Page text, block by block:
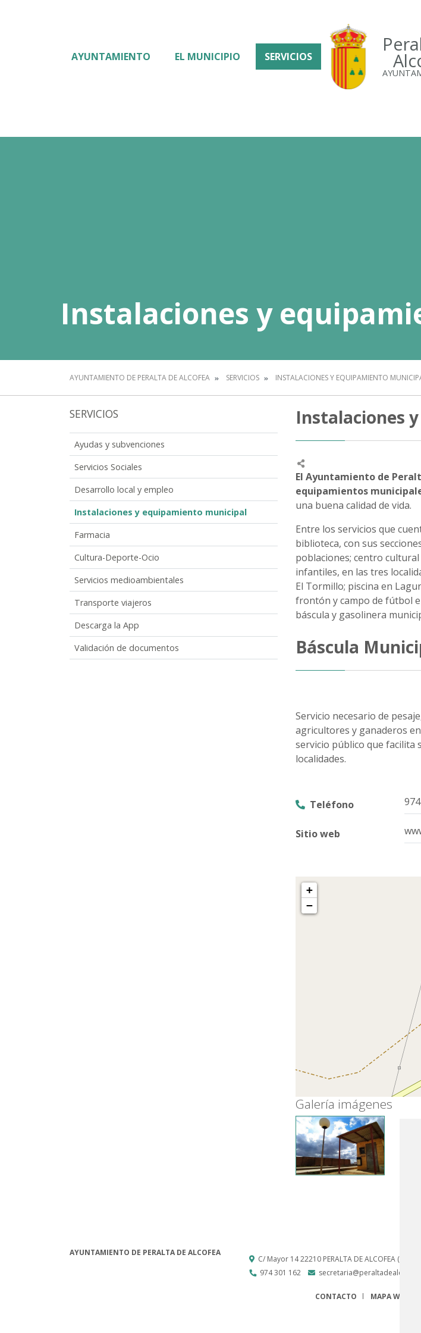
AYUNTAMIENTO EL MUNICIPIO SERVICIOS
Instalaciones y
AYUNTAMIENTO DE PERALTA DE ALCOFEA SERVICIOS INSTALACIONES Y EQUIPAMIENTO
SERVICIOS
Ayudas y subvenciones
Servicios Sociales
Desarrollo local y empleo
Instalaciones y equipamiento municipal
Farmacia
Cultura-Deporte-Ocio
Servicios medioambientales
Transporte viajeros
Descarga la App
Validación de documentos
Instalaciones
El Ayuntamiento de
equipamientos
una buena calidad de vida.
Entre los servicios que
biblioteca, con sus
poblaciones; centro
infantiles, en las tres
El Tormillo; piscina en
frontón y campo de fútbol
báscula y gasolinera
Báscula
Servicio necesario de
agricultores y ganaderos
servicio público que facilita
localidades.
Teléfono
Sitio web
+
−
Galería imágenes
AYUNTAMIENTO DE PERALTA DE ALCOFEA
C/ Mayor 1422210 PERALTA DE ALCOFEA
974 301 162
CONTACTO MAPA WEB